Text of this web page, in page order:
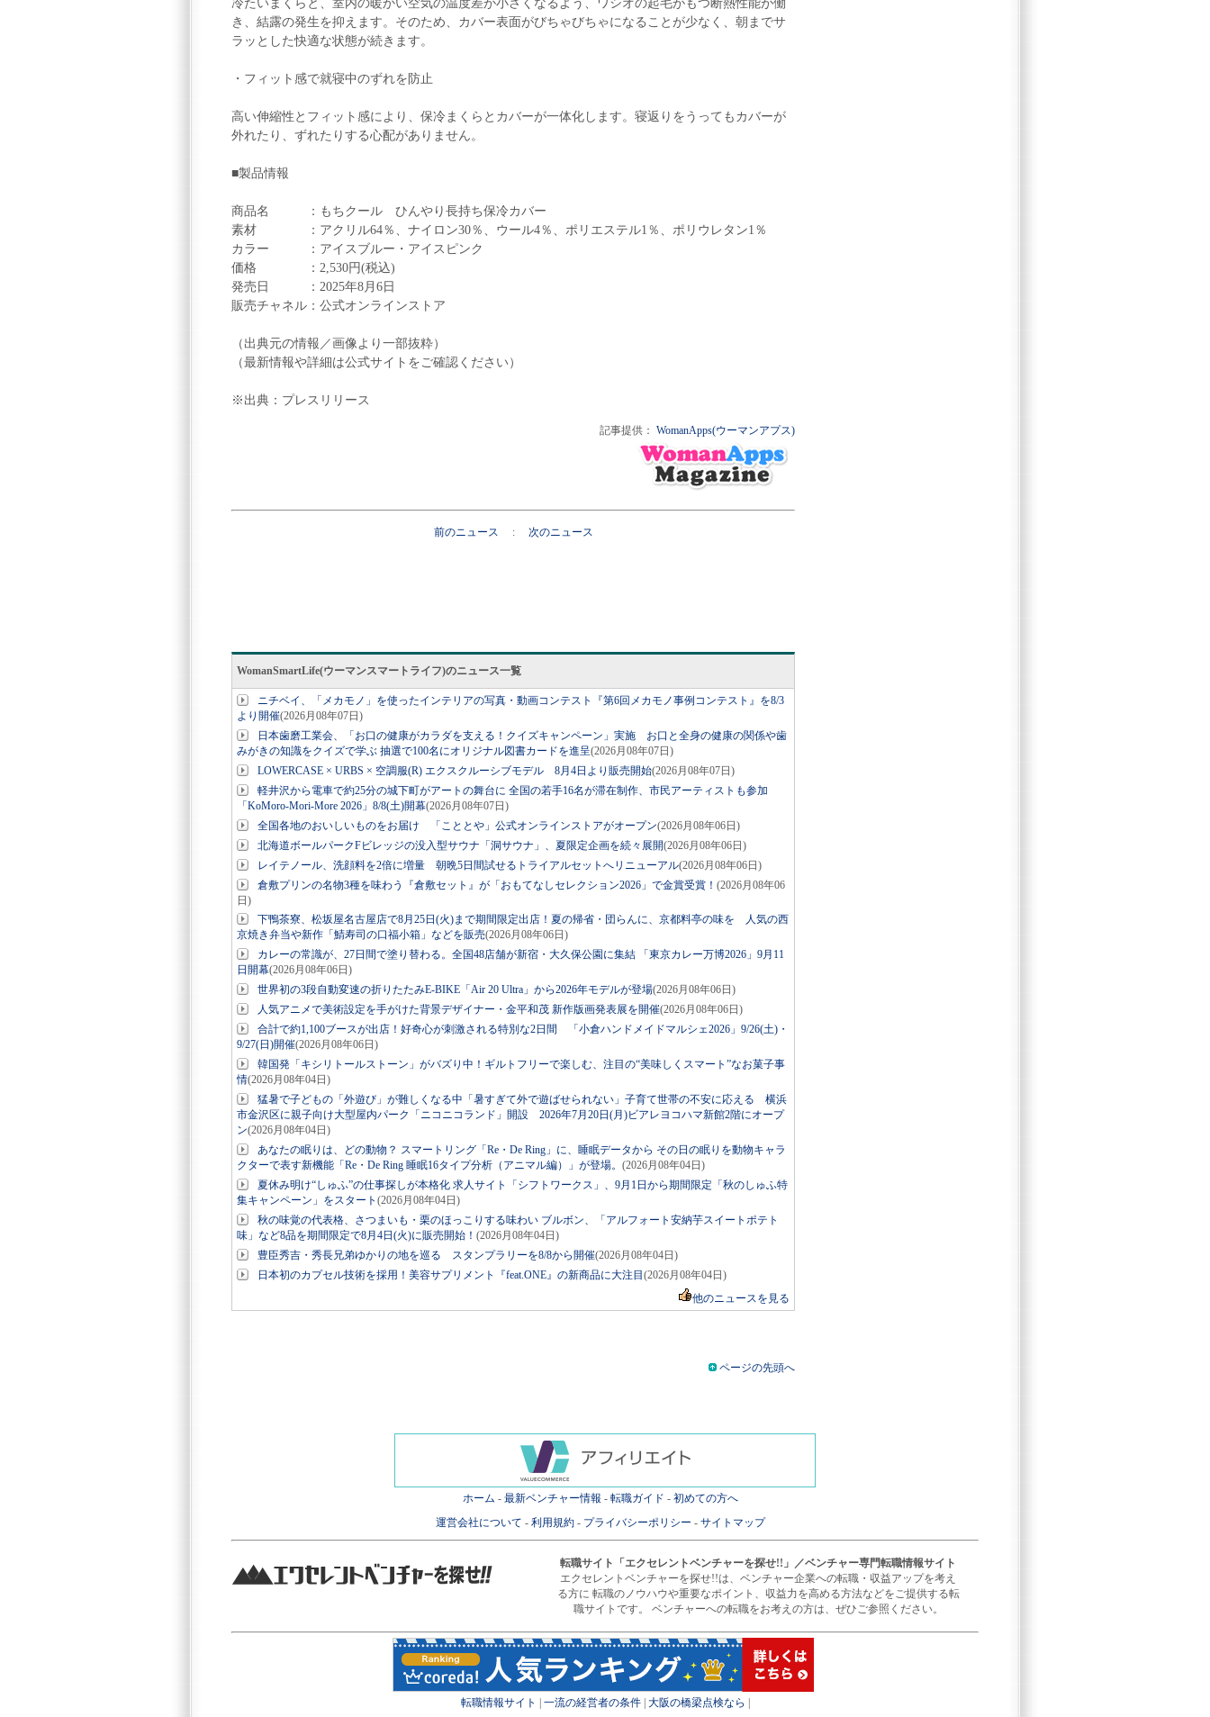
き、結露の発生を抑えます。そのため、カバー表面がびちゃびちゃになることが少なく、朝までサ
ラッとした快適な状態が続きます。
・フィット感で就寝中のずれを防止
高い伸縮性とフィット感により、保冷まくらとカバーが一体化します。寝返りをうってもカバーが
外れたり、ずれたりする心配がありません。
■製品情報
商品名 ：もちクール ひんやり長持ち保冷カバー
素材 ：アクリル64％、ナイロン30％、ウール4％、ポリエステル1％、ポリウレタン1％
カラー ：アイスブルー・アイスピンク
価格 ：2,530円(税込)
発売日 ：2025年8月6日
販売チャネル：公式オンラインストア
（出典元の情報／画像より一部抜粋）
（最新情報や詳細は公式サイトをご確認ください）
※出典：プレスリリース
記事提供： WomanApps(ウーマンアプス)
前のニュース : 次のニュース
WomanSmartLife(ウーマンスマートライフ)のニュース一覧
ニチベイ、「メカモノ」を使ったインテリアの写真・動画コンテスト『第6回メカモノ事例コンテスト』を8/3
より開催(2026月08年07日)
日本歯磨工業会、「お口の健康がカラダを支える！クイズキャンペーン」実施 お口と全身の健康の関係や歯
みがきの知識をクイズで学ぶ 抽選で100名にオリジナル図書カードを進呈(2026月08年07日)
LOWERCASE × URBS × 空調服(R) エクスクルーシブモデル 8月4日より販売開始(2026月08年07日)
軽井沢から電車で約25分の城下町がアートの舞台に 全国の若手16名が滞在制作、市民アーティストも参加
「KoMoro-Mori-More 2026」8/8(土)開幕(2026月08年07日)
全国各地のおいしいものをお届け 「こととや」公式オンラインストアがオープン(2026月08年06日)
北海道ボールパークFビレッジの没入型サウナ「洞サウナ」、夏限定企画を続々展開(2026月08年06日)
レイテノール、洗顔料を2倍に増量 朝晩5日間試せるトライアルセットへリニューアル(2026月08年06日)
倉敷プリンの名物3種を味わう『倉敷セット』が「おもてなしセレクション2026」で金賞受賞！ (2026月08年06
日)
下鴨茶寮、松坂屋名古屋店で8月25日(火)まで期間限定出店！夏の帰省・団らんに、京都料亭の味を 人気の西
京焼き弁当や新作「鯖寿司の口福小箱」などを販売(2026月08年06日)
カレーの常識が、27日間で塗り替わる。全国48店舗が新宿・大久保公園に集結 「東京カレー万博2026」9月11
日開幕(2026月08年06日)
世界初の3段自動変速の折りたたみE-BIKE「Air 20 Ultra」から2026年モデルが登場(2026月08年06日)
人気アニメで美術設定を手がけた背景デザイナー・金平和茂 新作版画発表展を開催(2026月08年06日)
合計で約1,100ブースが出店！好奇心が刺激される特別な2日間 「小倉ハンドメイドマルシェ2026」9/26(土)・
9/27(日)開催(2026月08年06日)
韓国発「キシリトールストーン」がバズり中！ギルトフリーで楽しむ、注目の“美味しくスマート”なお菓子事
情(2026月08年04日)
猛暑で子どもの「外遊び」が難しくなる中「暑すぎて外で遊ばせられない」子育て世帯の不安に応える 横浜
市金沢区に親子向け大型屋内パーク「ニコニコランド」開設 2026年7月20日(月)ビアレヨコハマ新館2階にオープ
ン(2026月08年04日)
あなたの眠りは、どの動物？ スマートリング「Re・De Ring」に、睡眠データから その日の眠りを動物キャラ
クターで表す新機能「Re・De Ring 睡眠16タイプ分析（アニマル編）」が登場。 (2026月08年04日)
夏休み明け“しゅふ”の仕事探しが本格化 求人サイト「シフトワークス」、9月1日から期間限定「秋のしゅふ特
集キャンペーン」をスタート (2026月08年04日)
秋の味覚の代表格、さつまいも・栗のほっこりする味わい ブルボン、「アルフォート安納芋スイートポテト
味」など8品を期間限定で8月4日(火)に販売開始！ (2026月08年04日)
豊臣秀吉・秀長兄弟ゆかりの地を巡る スタンプラリーを8/8から開催(2026月08年04日)
日本初のカプセル技術を採用！美容サプリメント『feat.ONE』の新商品に大注目 (2026月08年04日)
他のニュースを見る
ページの先頭へ
ホーム - 最新ベンチャー情報 - 転職ガイド - 初めての方へ
運営会社について - 利用規約 - プライバシーポリシー - サイトマップ
転職サイト
「エクセレントベンチャーを探せ!!」／ベンチャー専門転職情報サイト
エクセレントベンチャーを探せ!!は、ベンチャー企業への転職・収益アップを考え
る方に 転職のノウハウや重要なポイント、収益力を高める方法などをご提供する転
職サイトです。 ベンチャーへの転職をお考えの方は、ぜひご参照ください。
転職情報サイト 一流の経営者の条件| 大阪の橋梁点検なら